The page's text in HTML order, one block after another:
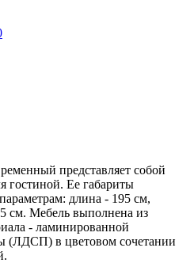
представляет собой
гостиной. Ее габариты
длина - 195 см,
см. Мебель выполнена из
- ламинированной
(ЛДСП) в цветовом сочетании